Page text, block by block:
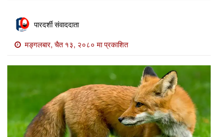
खबर
माडी
खबर
विविध
पारदर्शी संवाददाता
मङ्गलबार, चैत १३, २०८० मा प्रकाशित